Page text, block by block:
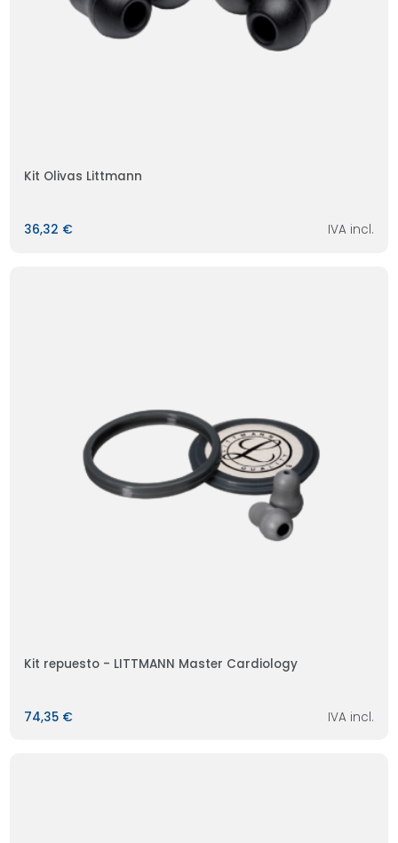
Kit Olivas Littmann
36,32 € IVA incl.
Kit repuesto - LITTMANN Master Cardiology
74,35 € IVA incl.